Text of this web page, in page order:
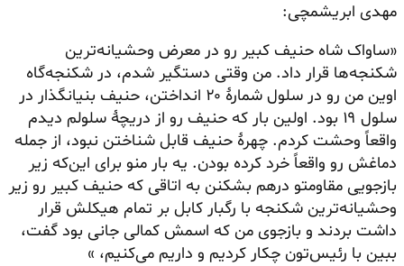
مهدی ابریشمچی:
«ساواک شاه حنیف کبیر رو در معرض وحشیانه‌ترین
شکنجه‌ها قرار داد. من وقتی دستگیر شدم، در شکنجه‌گاه
اوین من رو در سلول شمارهٔ ۲۰ انداختن، حنیف بنیانگذار در
سلول ۱۹ بود. اولین بار که حنیف رو از دریچهٔ سلولم دیدم
واقعاً وحشت کردم. چهرهٔ حنیف قابل شناختن نبود، از جمله
دماغش رو واقعاً خرد کرده بودن. یه بار منو برای این‌که زیر
بازجویی مقاومتو درهم بشکنن به اتاقی که حنیف کبیر رو زیر
وحشیانه‌ترین شکنجه با رگبار کابل بر تمام هیکلش قرار
داشت بردند و بازجوی من که اسمش کمالی جانی بود گفت،
ببین با رئیس‌تون چکار کردیم و داریم می‌کنیم، »